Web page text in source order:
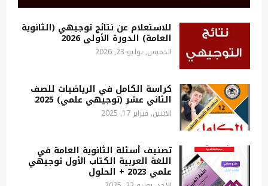
للاستعلام عن نتائج توجيهي (الثانوية
العامة) الدورة الأولى 2026
الخميس, يوليو 23, 2026
كراسة الكامل في الرياضيات للصف
الثاني عشر (توجيهي علمي) 2025
الاثنين, فبراير 17, 2025
تصنيف أسئلة الثانوية العامة في
اللغة العربية الكتاب الأول توجيهي
علمي 2023 + الحلول